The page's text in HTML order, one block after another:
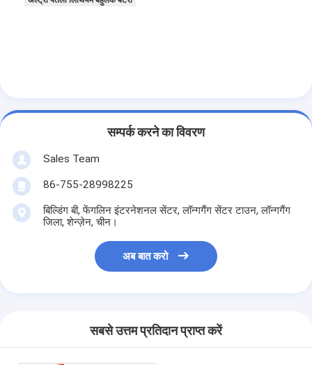
सम्पर्क करने का विवरण
Sales Team
86-755-28998225
बिल्डिंग बी, फेंगलिन इंटरनेशनल सेंटर, लॉन्गगैंग सेंटर टाउन, लॉन्गगैंग
जिला, शेन्ज़ेन, चीन।
अब बात करो
सबसे उत्तम प्रतिदान प्राप्त करें